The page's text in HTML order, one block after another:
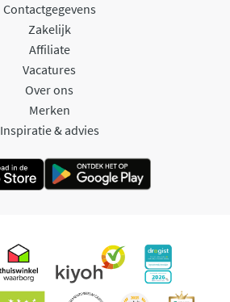
Contactgegevens
Zakelijk
Affiliate
Vacatures
Over ons
Merken
Inspiratie & advies